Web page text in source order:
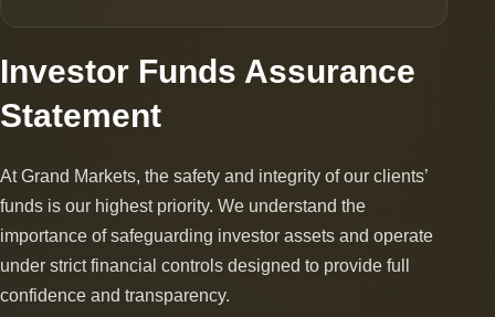
Investor Funds Assurance
Statement
At Grand Markets, the safety and integrity of our clients’
funds is our highest priority. We understand the
importance of safeguarding investor assets and operate
under strict financial controls designed to provide full
confidence and transparency.